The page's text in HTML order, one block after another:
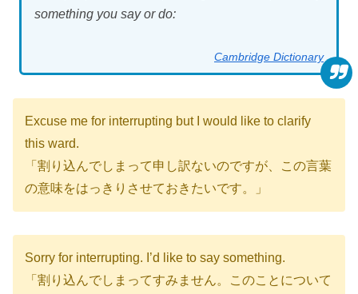
something you say or do:
Cambridge Dictionary
Excuse me for interrupting but I would like to clarify
this ward.
「割り込んでしまって申し訳ないのですが、この言葉
の意味をはっきりさせておきたいです。」
Sorry for interrupting. I’d like to say something.
「割り込んでしまってすみません。このことについて